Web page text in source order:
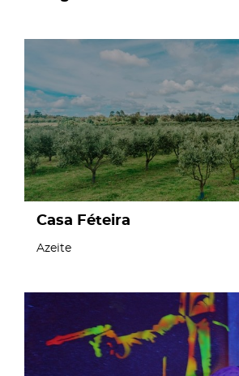
Casa Féteira
Azeite
page